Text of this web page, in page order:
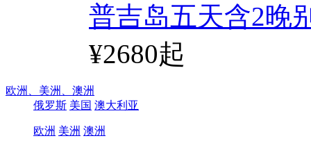
普吉岛五天含2晚
¥2680起
欧洲、 美洲、 澳洲
俄罗斯 美国 澳大利亚
欧洲 美洲 澳洲